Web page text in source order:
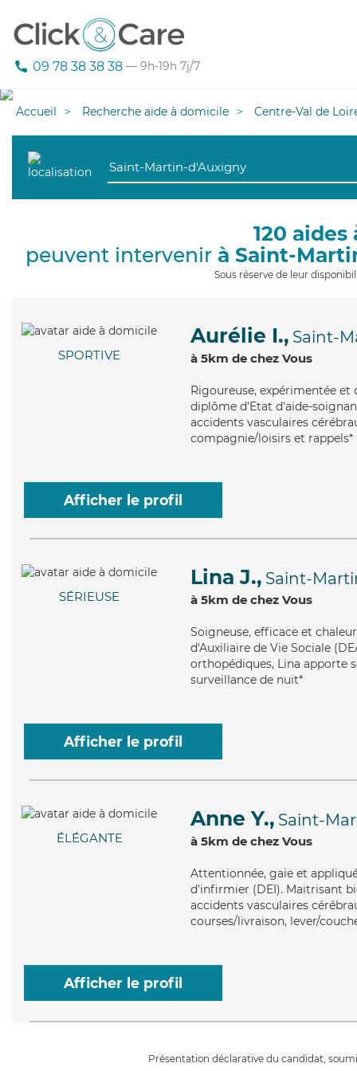
09 78 38 38 38 — 9h-19h 7j/7
Accueil Recherche aide à domicile Centre-Val de
120
peuvent intervenir à Saint-
Sous réserve de leur
SPORTIVE
Aurélie I., Saint-
à 5km de chez Vous
Rigoureuse, expérimentée et
diplôme d'Etat d'aide-
accidents vasculaires
compagnie/loisirs et rappels*
Afficher le profil
SÉRIEUSE
Lina J., Saint-
à 5km de chez Vous
Soigneuse, efficace et
d'Auxiliaire de Vie Sociale
orthopédiques, Lina apporte
surveillance de nuit*
Afficher le profil
ÉLÉGANTE
Anne Y., Saint-
à 5km de chez Vous
Attentionnée, gaie et
d'infirmier (DEI). Maitrisant
accidents vasculaires
courses/livraison, lever/
Afficher le profil
Présentation déclarative du candidat,